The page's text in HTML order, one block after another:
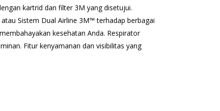
kartrid dan filter 3M yang disetujui.
Sistem Dual Airline 3M™ terhadap berbagai
kesehatan Anda. Respirator
Fitur kenyamanan dan visibilitas yang